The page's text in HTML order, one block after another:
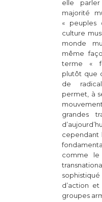
elle
majorité
« peuples
culture
monde
même
terme «
plutôt que
de
permet, à
grandes
cependant
comme le
d’action
groupes